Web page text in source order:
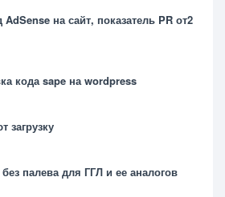
на сайт, показатель PR от2
кода sape на wordpress
загрузку
палева для ГГЛ и ее аналогов